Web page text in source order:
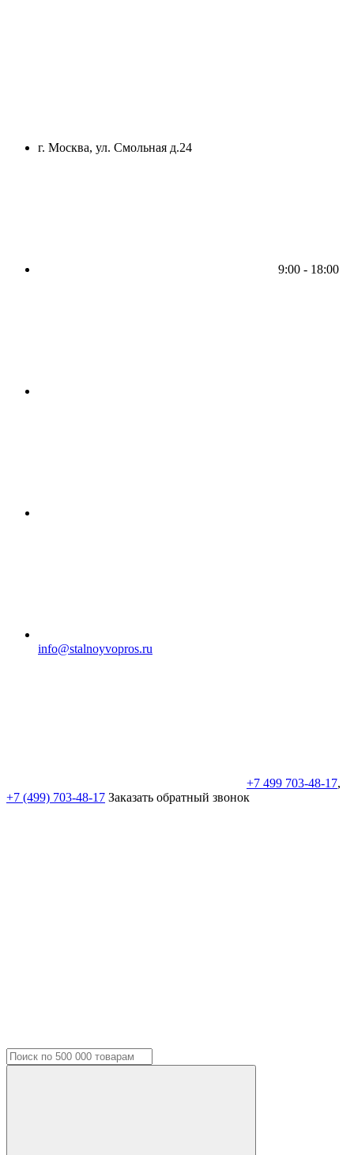
г. Москва, ул. Смольная д.24
9:00 - 18:00
info@stalnoyvopros.ru
+7 499 703-48-17,
+7 (499) 703-48-17 Заказать обратный звонок